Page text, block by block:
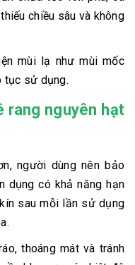
chiều sâu và không
mùi lạ như mùi mốc
tục sử dụng.
rang nguyên hạt
người dùng nên bảo
dụng có khả năng hạn
sau mỗi lần sử dụng
thoáng mát và tránh